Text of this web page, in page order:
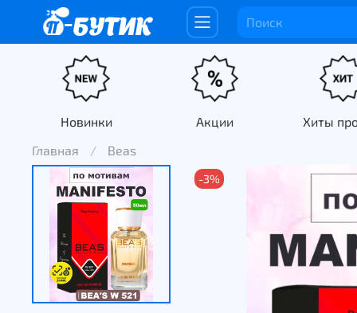
Новинки Акции
Хиты
Главная
Beas
-3%